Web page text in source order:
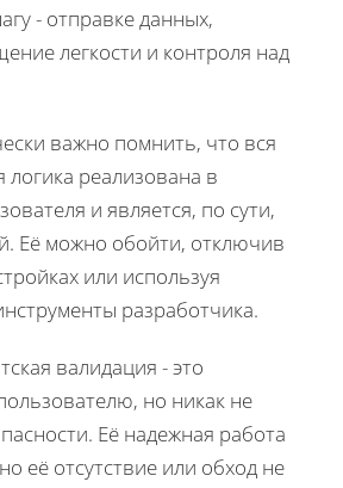
- отправке данных,
легкости и контроля над
важно помнить, что вся
логика реализована в
и является, по сути,
Её можно обойти, отключив
или используя
разработчика.
валидация - это
но никак не
Её надежная работа
её отсутствие или обход не